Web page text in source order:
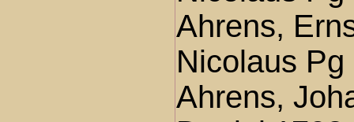
Ahrens,
Nicolaus Pg
Ahrens,